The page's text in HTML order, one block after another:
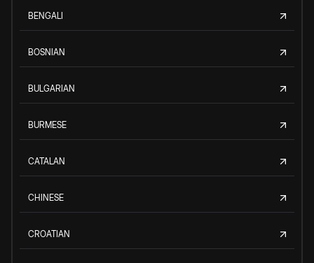
BENGALI
BOSNIAN
BULGARIAN
BURMESE
CATALAN
CHINESE
CROATIAN